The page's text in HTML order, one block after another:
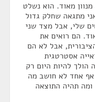
מאוד. הוא נשלט
מתגאה שחלק גדול
שלי, אבל מצד שני
הם רואים את
אבל לא הם
אסטרטגית
להיות היום רק
אף אחד לא חושב מה
תהיה התוצאה